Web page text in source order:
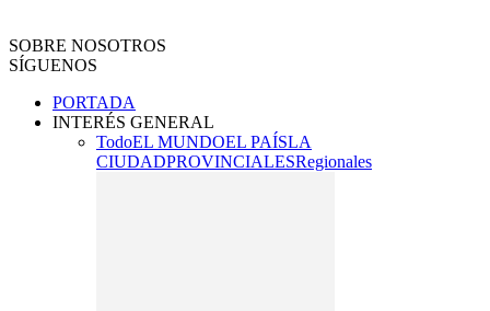
SOBRE NOSOTROS
SÍGUENOS
PORTADA
INTERÉS GENERAL
TodoEL MUNDOEL PAÍSLA
CIUDADPROVINCIALESRegionales